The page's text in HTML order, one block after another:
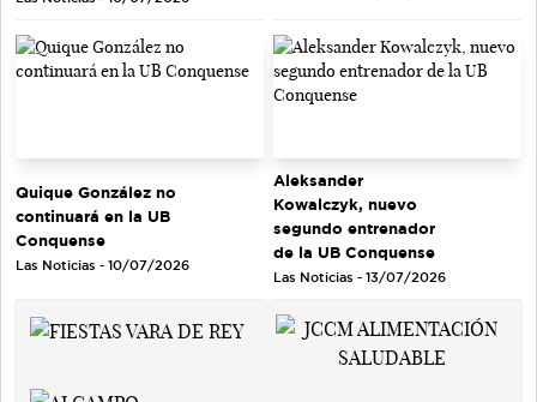
Quique González no
continuará en la UB
Conquense
Las Noticias - 10/07/2026
Aleksander
Kowalczyk, nuevo
segundo entrenador
de la UB Conquense
Las Noticias - 13/07/2026